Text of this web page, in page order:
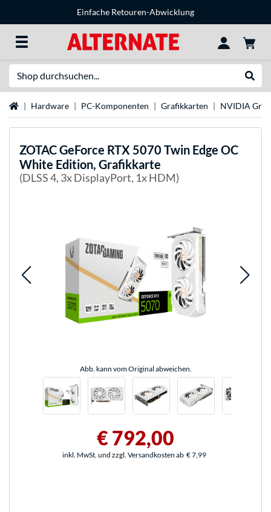
Einfache Retouren-Abwicklung
StartseiteHardware PC-Komponenten Grafikkarten NVIDIA
ZOTACGeForce RTX 5070 Twin Edge OC
White Edition, Grafikkarte
(DLSS 4, 3x DisplayPort, 1x HDM)
Abb. kann vom Original abweichen.
€ 792,00
inkl. MwSt. und zzgl. Versandkosten ab € 7,99